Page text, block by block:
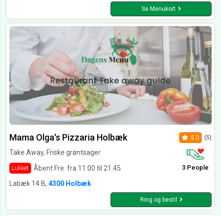
Se Menukort
Mama Olga's Pizzaria Holbæk
Take Away, Friske grøntsager
Lukket Åbent Fre. fra 11:00 til 21:45
5.0 (5)
3 People
Labæk 14 B, 4300 Holbæk
Ring og bestil